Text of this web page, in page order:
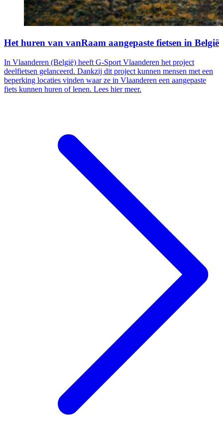
Het huren van vanRaam aangepaste fietsen in België
In Vlaanderen (België) heeft G-Sport Vlaanderen het project
deelfietsen gelanceerd. Dankzij dit project kunnen mensen met een
beperking locaties vinden waar ze in Vlaanderen een aangepaste
fiets kunnen huren of lenen. Lees hier meer.